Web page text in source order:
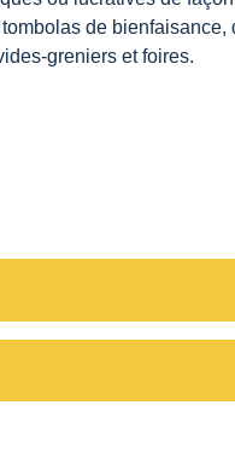
de bienfaisance,
greniers et foires.